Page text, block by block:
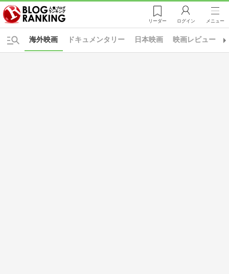
リーダー ログイン メニュー
ドキュメンタリー 日本映画 映画レビュー
海外映画